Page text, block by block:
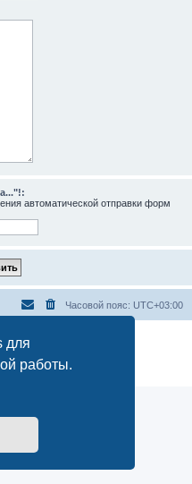
для
работы.
автоматической отправки форм
Часовой пояс: UTC+03:00
Software © phpBB Limited
phpBB
|Правила